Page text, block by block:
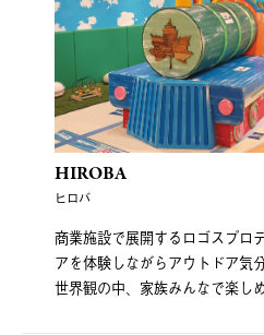
HIROBA
ヒロバ
商業施設で展開するロゴスプロ
アを体験しながらアウトドア気
世界観の中、家族みんなで楽し